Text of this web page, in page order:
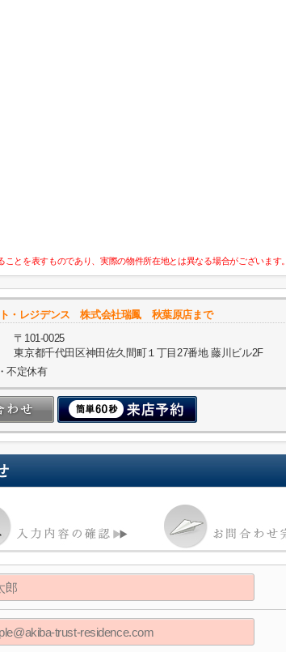
とを表すものであり、実際の物件所在地とは異なる場合がございます。
ト・レジデンス 株式会社瑞鳳 秋葉原店まで
〒101-0025
東京都千代田区神田佐久間町１丁目27番地 藤川ビル2F
不定休有